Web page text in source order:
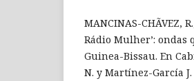
MANCINAS-CHÃVEZ,
Rádio Mulher’:
Guinea-Bissau. En
N. y Martínez-García